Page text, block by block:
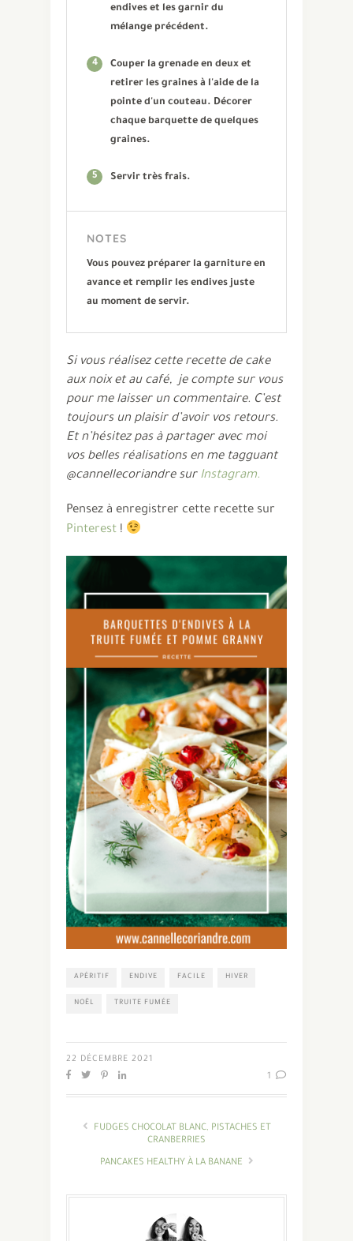
endives et les garnir du
mélange précédent.
4
Couper la grenade en deux et
retirer les graines à l'aide de la
pointe d'un couteau. Décorer
chaque barquette de quelques
graines.
5 Servir très frais.
NOTES
Vous pouvez préparer la garniture en
avance et remplir les endives juste
au moment de servir.
Si vous réalisez cette recette de cake
aux noix et au café, je compte sur vous
pour me laisser un commentaire. C’est
toujours un plaisir d’avoir vos retours.
Et n’hésitez pas à partager avec moi
vos belles réalisations en me tagguant
@cannellecoriandre sur Instagram.
Pensez à enregistrer cette recette sur
Pinterest !
APÉRITIF ENDIVE FACILE HIVER
NOËL TRUITE FUMÉE
22 DÉCEMBRE 2021
1
FUDGES CHOCOLAT BLANC, PISTACHES ET
CRANBERRIES
PANCAKES HEALTHY À LA BANANE